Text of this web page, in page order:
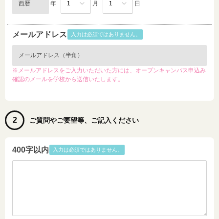
年 月 日
入力は必須ではありません。
メールアドレス
※メールアドレスをご入力いただいた方には、オープンキャンパス申込み
確認のメールを学校から送信いたします。
2 ご質問やご要望等、ご記入ください
400字以内 入力は必須ではありません。